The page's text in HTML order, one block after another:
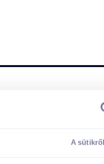
A sütikről
de tökéletes téli ital,